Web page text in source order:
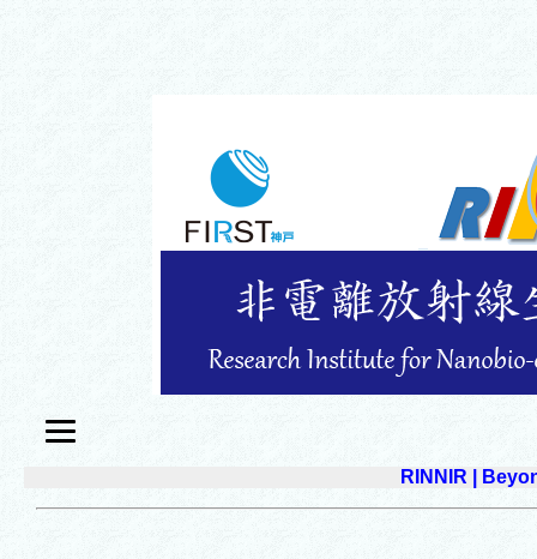
RINNIR |